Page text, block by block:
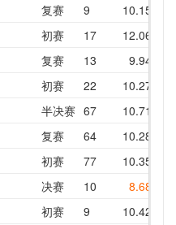
复赛
9 10.15
初赛
17 12.06
复赛 13 9.94
初赛
22 10.27
半决赛 67 10.71
复赛
64 10.28
初赛
77 10.35
决赛 10 8.68
初赛
9 10.42